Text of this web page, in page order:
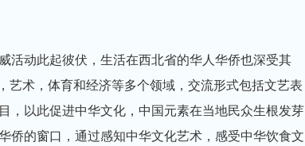
活动此起彼伏，生活在西北省的华人华侨也深受其
艺术，体育和经济等多个领域，交流形式包括文艺表
，以此促进中华文化，中国元素在当地民众生根发芽
侨的窗口，通过感知中华文化艺术，感受中华饮食文